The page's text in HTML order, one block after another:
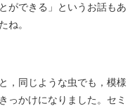
ができる」というお話もあ
ね。
，同じような虫でも，模様
っかけになりました。セミ